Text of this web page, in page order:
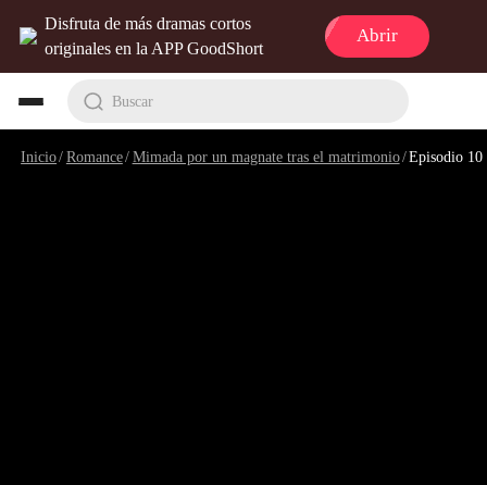
Disfruta de más dramas cortos
originales en la APP GoodShort
Abrir
Buscar
Inicio/Romance/Mimada por un magnate tras el matrimonio/Episodio 10